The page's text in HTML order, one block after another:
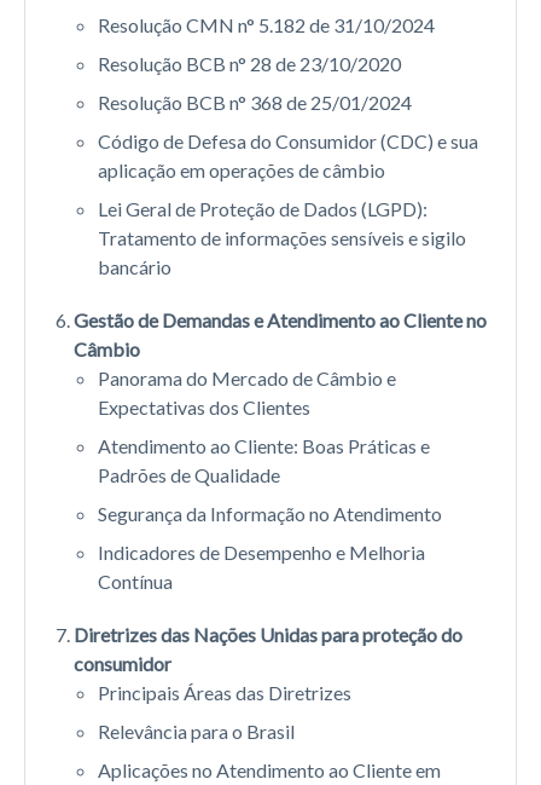
Resolução CMN n° 5.182 de 31/10/2024
Resolução BCB n° 28 de 23/10/2020
Resolução BCB n° 368 de 25/01/2024
Código de Defesa do Consumidor (CDC) e sua
aplicação em operações de câmbio
Lei Geral de Proteção de Dados (LGPD):
Tratamento de informações sensíveis e sigilo
bancário
Gestão de Demandas e Atendimento ao Cliente no
Câmbio
Panorama do Mercado de Câmbio e
Expectativas dos Clientes
Atendimento ao Cliente: Boas Práticas e
Padrões de Qualidade
Segurança da Informação no Atendimento
Indicadores de Desempenho e Melhoria
Contínua
Diretrizes das Nações Unidas para proteção do
consumidor
Principais Áreas das Diretrizes
Relevância para o Brasil
Aplicações no Atendimento ao Cliente em